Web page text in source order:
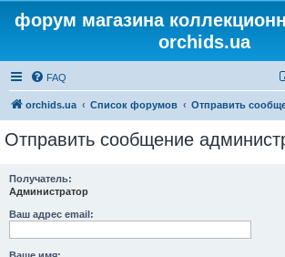
форум магазина
orchids.ua
FAQ
orchids.ua Список форумов Отправить
Отправить сообщение
Получатель:
Администратор
Ваш адрес email: